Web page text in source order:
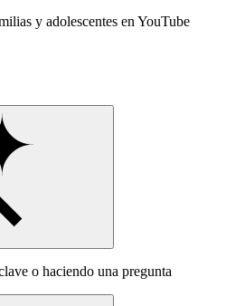
y adolescentes en YouTube
o haciendo una pregunta